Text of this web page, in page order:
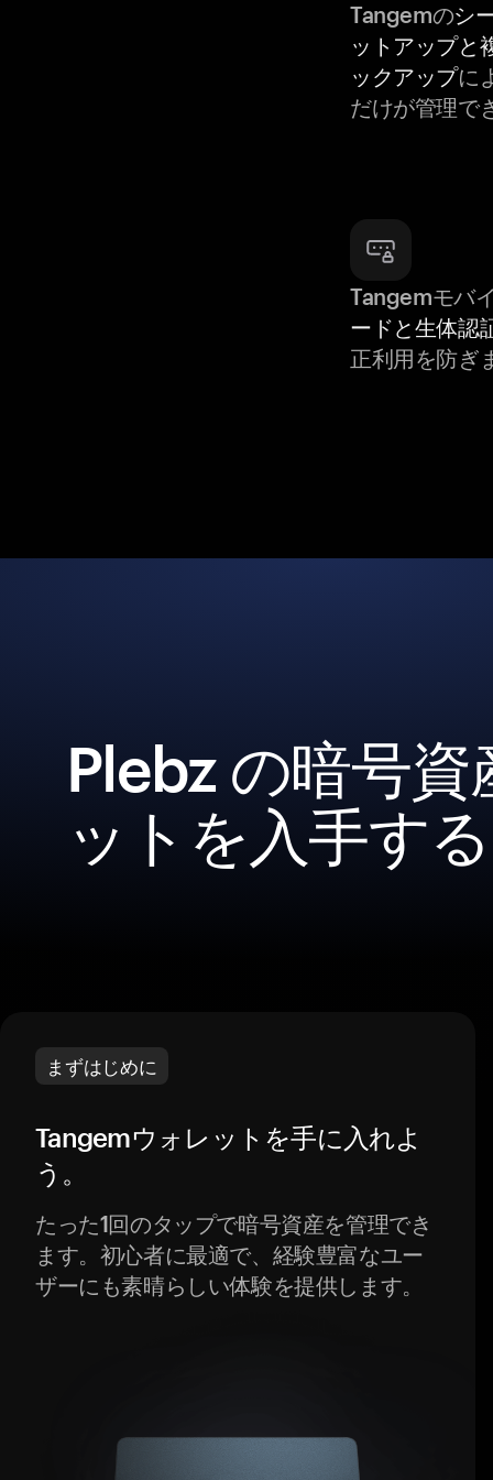
Tangemのシ
ットアップと
ックアップに
だけが管理で
Tangemモバ
ードと生体認
正利用を防ぎ
Plebz の暗号資
ットを入手す
まずはじめに
Tangemウォレットを手に入れよ
う。
たった1回のタップで暗号資産を管理でき
ます。初心者に最適で、経験豊富なユー
ザーにも素晴らしい体験を提供します。